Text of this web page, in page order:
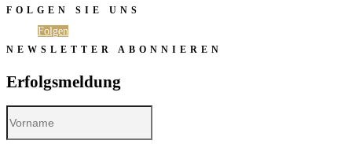
FOLGEN SIE UNS
Folgen
NEWSLETTER ABONNIEREN
Erfolgsmeldung